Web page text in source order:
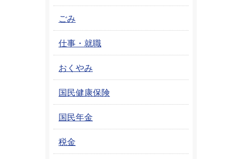
ごみ
仕事・就職
おくやみ
国民健康保険
国民年金
税金